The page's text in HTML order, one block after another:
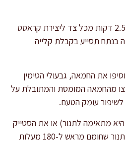
צרבו את הסטייק במשך 2.5 דקות מכל צד ליצירת קראסט
בנתח תסייע בקבלת קלייה
את החמאה, גבעולי הטימין
מהחמאה המומסת והמתובלת על
מתאימה לתנור) או את הסטייק
לתבנית אפייה. הכניסו לתנור שחומם מראש ל-180 מעלות